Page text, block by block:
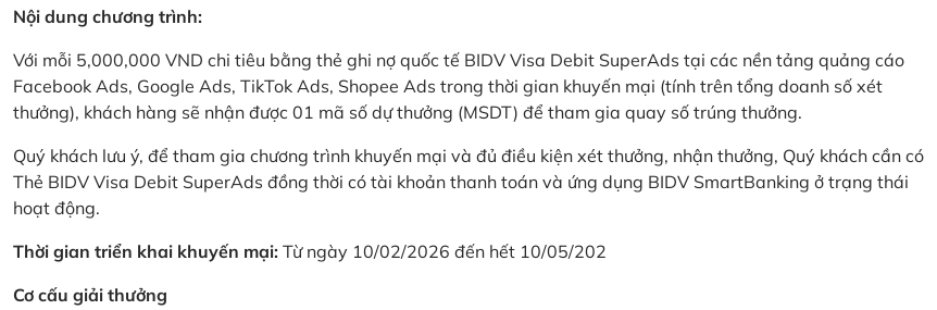
Nội dung chương trình:
Với mỗi 5,000,000 VND chi tiêu bằng thẻ ghi nợ quốc tế BIDV Visa Debit SuperAds tại các nền tảng quảng cáo
Facebook Ads, Google Ads, TikTok Ads, Shopee Ads trong thời gian khuyến mại (tính trên tổng doanh số xét
thưởng), khách hàng sẽ nhận được 01 mã số dự thưởng (MSDT) để tham gia quay số trúng thưởng.
Quý khách lưu ý, để tham gia chương trình khuyến mại và đủ điều kiện xét thưởng, nhận thưởng, Quý khách cần có
Thẻ BIDV Visa Debit SuperAds đồng thời có tài khoản thanh toán và ứng dụng BIDV SmartBanking ở trạng thái
hoạt động.
Thời gian triển khai khuyến mại: Từ ngày 10/02/2026 đến hết 10/05/202
Cơ cấu giải thưởng